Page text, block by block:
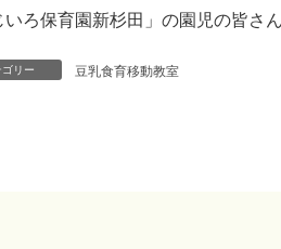
いろ保育園新杉田」の園児の皆さ
リー 豆乳食育移動教室